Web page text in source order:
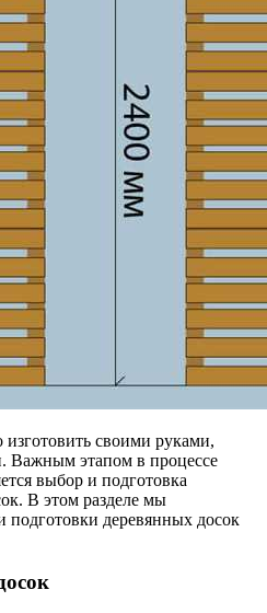
своими руками,
Важным этапом в процессе
выбор и подготовка
В этом разделе мы
деревянных досок